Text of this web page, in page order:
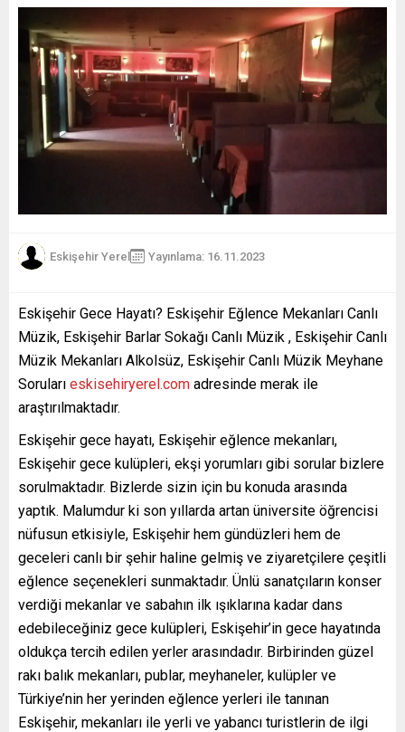
Eskişehir Yerel Yayınlama: 16.11.2023
Eskişehir Gece Hayatı? Eskişehir Eğlence Mekanları Canlı
Müzik, Eskişehir Barlar Sokağı Canlı Müzik , Eskişehir Canlı
Müzik Mekanları Alkolsüz, Eskişehir Canlı Müzik Meyhane
Soruları eskisehiryerel.com adresinde merak ile
araştırılmaktadır.
Eskişehir gece hayatı, Eskişehir eğlence mekanları,
Eskişehir gece kulüpleri, ekşi yorumları gibi sorular bizlere
sorulmaktadır. Bizlerde sizin için bu konuda arasında
yaptık. Malumdur ki son yıllarda artan üniversite öğrencisi
nüfusun etkisiyle, Eskişehir hem gündüzleri hem de
geceleri canlı bir şehir haline gelmiş ve ziyaretçilere çeşitli
eğlence seçenekleri sunmaktadır. Ünlü sanatçıların konser
verdiği mekanlar ve sabahın ilk ışıklarına kadar dans
edebileceğiniz gece kulüpleri, Eskişehir’in gece hayatında
oldukça tercih edilen yerler arasındadır. Birbirinden güzel
rakı balık mekanları, publar, meyhaneler, kulüpler ve
Türkiye’nin her yerinden eğlence yerleri ile tanınan
Eskişehir, mekanları ile yerli ve yabancı turistlerin de ilgi